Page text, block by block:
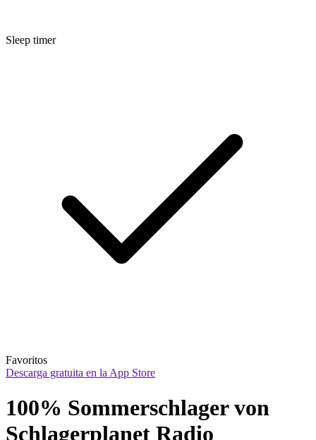
Sleep timer
Favoritos
Descarga gratuita en la App Store
100% Sommerschlager von
Schlagerplanet Radio